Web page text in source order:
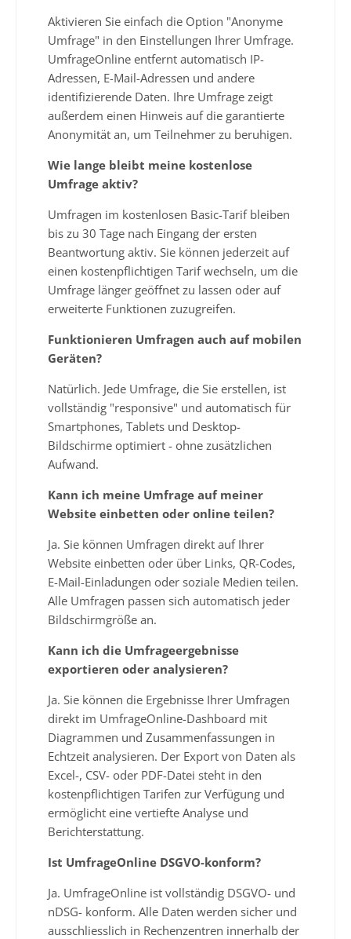
Aktivieren Sie einfach die Option "Anonyme
Umfrage" in den Einstellungen Ihrer Umfrage.
UmfrageOnline entfernt automatisch IP-
Adressen, E-Mail-Adressen und andere
identifizierende Daten. Ihre Umfrage zeigt
außerdem einen Hinweis auf die garantierte
Anonymität an, um Teilnehmer zu beruhigen.
Wie lange bleibt meine kostenlose
Umfrage aktiv?
Umfragen im kostenlosen Basic-Tarif bleiben
bis zu 30 Tage nach Eingang der ersten
Beantwortung aktiv. Sie können jederzeit auf
einen kostenpflichtigen Tarif wechseln, um die
Umfrage länger geöffnet zu lassen oder auf
erweiterte Funktionen zuzugreifen.
Funktionieren Umfragen auch auf mobilen
Geräten?
Natürlich. Jede Umfrage, die Sie erstellen, ist
vollständig "responsive" und automatisch für
Smartphones, Tablets und Desktop-
Bildschirme optimiert - ohne zusätzlichen
Aufwand.
Kann ich meine Umfrage auf meiner
Website einbetten oder online teilen?
Ja. Sie können Umfragen direkt auf Ihrer
Website einbetten oder über Links, QR-Codes,
E-Mail-Einladungen oder soziale Medien teilen.
Alle Umfragen passen sich automatisch jeder
Bildschirmgröße an.
Kann ich die Umfrageergebnisse
exportieren oder analysieren?
Ja. Sie können die Ergebnisse Ihrer Umfragen
direkt im UmfrageOnline-Dashboard mit
Diagrammen und Zusammenfassungen in
Echtzeit analysieren. Der Export von Daten als
Excel-, CSV- oder PDF-Datei steht in den
kostenpflichtigen Tarifen zur Verfügung und
ermöglicht eine vertiefte Analyse und
Berichterstattung.
Ist UmfrageOnline DSGVO-konform?
Ja. UmfrageOnline ist vollständig DSGVO- und
nDSG- konform. Alle Daten werden sicher und
ausschliesslich in Rechenzentren innerhalb der